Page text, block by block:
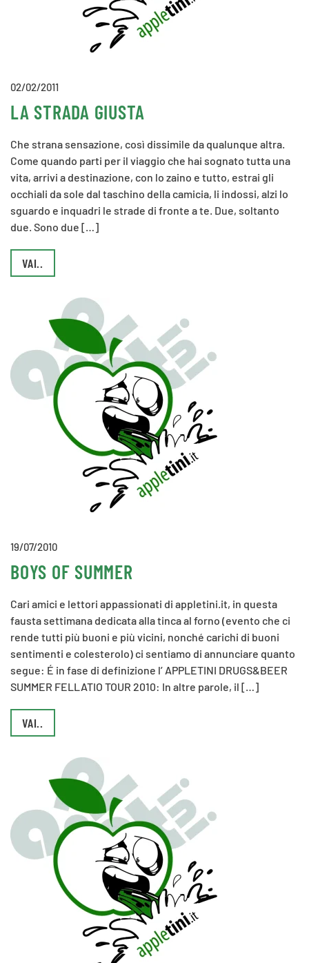
02/02/2011
LA STRADA GIUSTA
Che strana sensazione, così dissimile da qualunque altra.
Come quando parti per il viaggio che hai sognato tutta una
vita, arrivi a destinazione, con lo zaino e tutto, estrai gli
occhiali da sole dal taschino della camicia, li indossi, alzi lo
sguardo e inquadri le strade di fronte a te. Due, soltanto
due. Sono due […]
VAI..
19/07/2010
BOYS OF SUMMER
Cari amici e lettori appassionati di appletini.it, in questa
fausta settimana dedicata alla tinca al forno (evento che ci
rende tutti più buoni e più vicini, nonché carichi di buoni
sentimenti e colesterolo) ci sentiamo di annunciare quanto
segue: É in fase di definizione l’ APPLETINI DRUGS&BEER
SUMMER FELLATIO TOUR 2010: In altre parole, il […]
VAI..